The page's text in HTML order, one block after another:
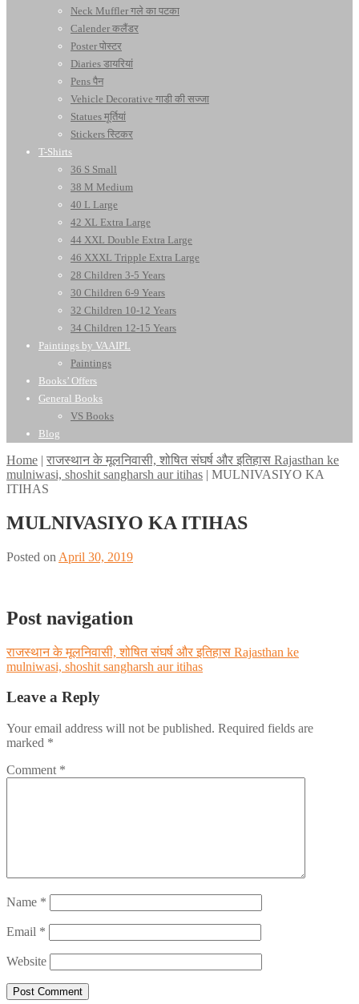
Neck Muffler गले का पटका
Calender कलैंडर
Poster पोस्टर
Diaries डायरियां
Pens पैन
Vehicle Decorative गाडी की सज्जा
Statues मूर्तियां
Stickers स्टिकर
T-Shirts
36 S Small
38 M Medium
40 L Large
42 XL Extra Large
44 XXL Double Extra Large
46 XXXL Tripple Extra Large
28 Children 3-5 Years
30 Children 6-9 Years
32 Children 10-12 Years
34 Children 12-15 Years
Paintings by VAAIPL
Paintings
Books’ Offers
General Books
VS Books
Blog
Home | राजस्थान के मूलनिवासी, शोषित संघर्ष और इतिहास Rajasthan ke
mulniwasi, shoshit sangharsh aur itihas | MULNIVASIYO KA
ITIHAS
MULNIVASIYO KA ITIHAS
Posted on April 30, 2019
Post navigation
राजस्थान के मूलनिवासी, शोषित संघर्ष और इतिहास Rajasthan ke
mulniwasi, shoshit sangharsh aur itihas
Leave a Reply
Your email address will not be published. Required fields are
marked *
Comment *
Name *
Email *
Website